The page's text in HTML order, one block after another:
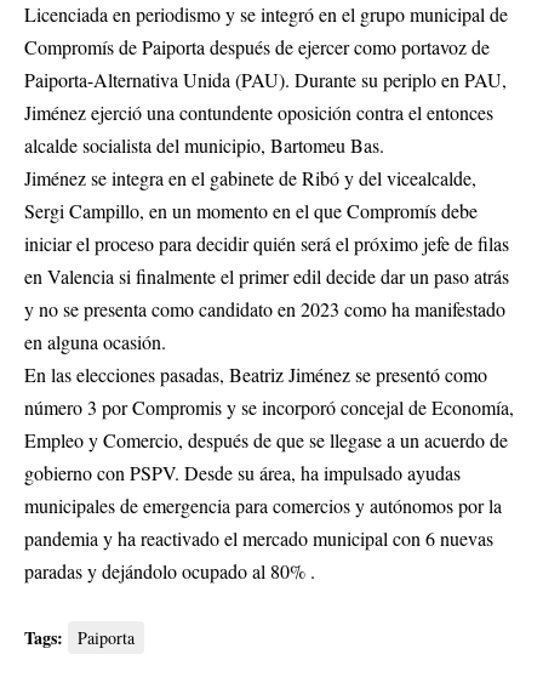
Licenciada en periodismo y se integró en el grupo municipal de
Compromís de Paiporta después de ejercer como portavoz de
Paiporta-Alternativa Unida (PAU). Durante su periplo en PAU,
Jiménez ejerció una contundente oposición contra el entonces
alcalde socialista del municipio, Bartomeu Bas.
Jiménez se integra en el gabinete de Ribó y del vicealcalde,
Sergi Campillo, en un momento en el que Compromís debe
iniciar el proceso para decidir quién será el próximo jefe de filas
en Valencia si finalmente el primer edil decide dar un paso atrás
y no se presenta como candidato en 2023 como ha manifestado
en alguna ocasión.
En las elecciones pasadas, Beatriz Jiménez se presentó como
número 3 por Compromis y se incorporó concejal de Economía,
Empleo y Comercio, después de que se llegase a un acuerdo de
gobierno con PSPV. Desde su área, ha impulsado ayudas
municipales de emergencia para comercios y autónomos por la
pandemia y ha reactivado el mercado municipal con 6 nuevas
paradas y dejándolo ocupado al 80% .
Tags: Paiporta